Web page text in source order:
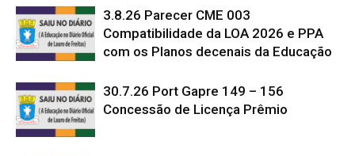
3.8.26 Parecer CME 003
Compatibilidade da LOA 2026 e PPA
com os Planos decenais da Educação
30.7.26 Port Gapre 149 – 156
Concessão de Licença Prêmio